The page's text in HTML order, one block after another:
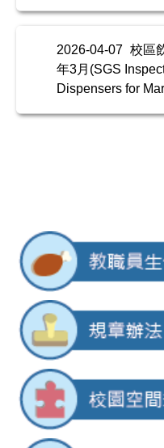
2026-04-07 校區
年3月(SGS
Dispensers for